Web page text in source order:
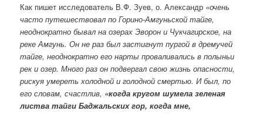
Как пишет исследователь В.Ф. Зуев, о. Александр «очень
часто путешествовал по Горино-Амгуньской тайге,
неоднократно бывал на озерах Эворон и Чукчагирское, на
реке Амгунь. Он не раз был застигнут пургой в дремучей
тайге, неоднократно его нарты проваливались в полыньи
рек и озер. Много раз он подвергал свою жизнь опасности,
рискуя умереть холодной и голодной смертью. И был, по
его словам, счастлив, «когда кругом шумела зеленая
листва тайги Баджальских гор, когда мне,